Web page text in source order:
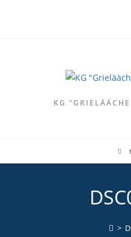
KG
>